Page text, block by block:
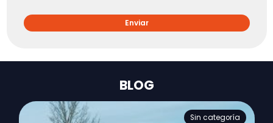
BLOG
Sin categoría